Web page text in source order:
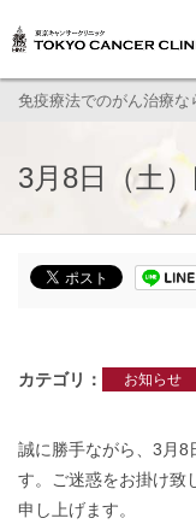
免疫療法でのがん治療
3月8日（土
カテゴリ お知らせ
誠に勝手ながら、3月8
す。ご迷惑をお掛け致
申し上げます。